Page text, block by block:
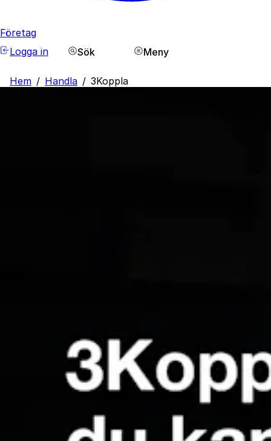
Företag
Logga in
Sök Meny
Hem / Handla / 3Koppla